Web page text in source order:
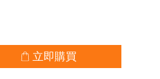
立即購買